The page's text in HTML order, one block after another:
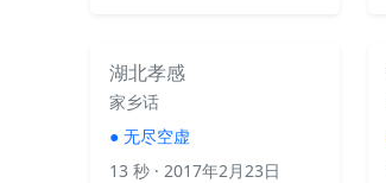
湖北孝感
家乡话
● 无尽空虚
13 秒 · 2017年2月23日